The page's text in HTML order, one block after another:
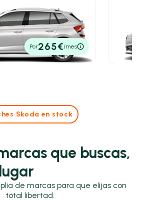
GO
Por265€/mes
5,40 l/
P.V.P.
Skoda en stock
que buscas,
de marcas para que elijas con
total libertad.